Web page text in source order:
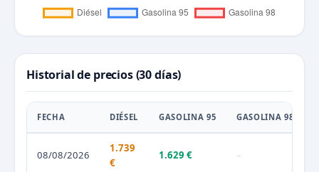
Historial de precios (30 días)
FECHA DIÉSEL GASOLINA 95 GASOLINA 98
08/08/2026
1.739
€
1.629 € –